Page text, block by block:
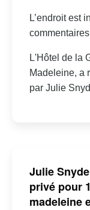
L’endroit est
L'Hôtel de la
Madeleine, a
par Julie
Julie
privé pour
madeleine